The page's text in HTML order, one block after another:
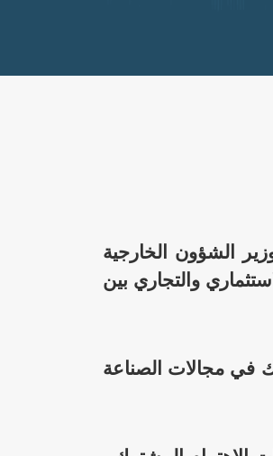
الشؤون الخارجية
والتجاري بين
في مجالات الصناعة